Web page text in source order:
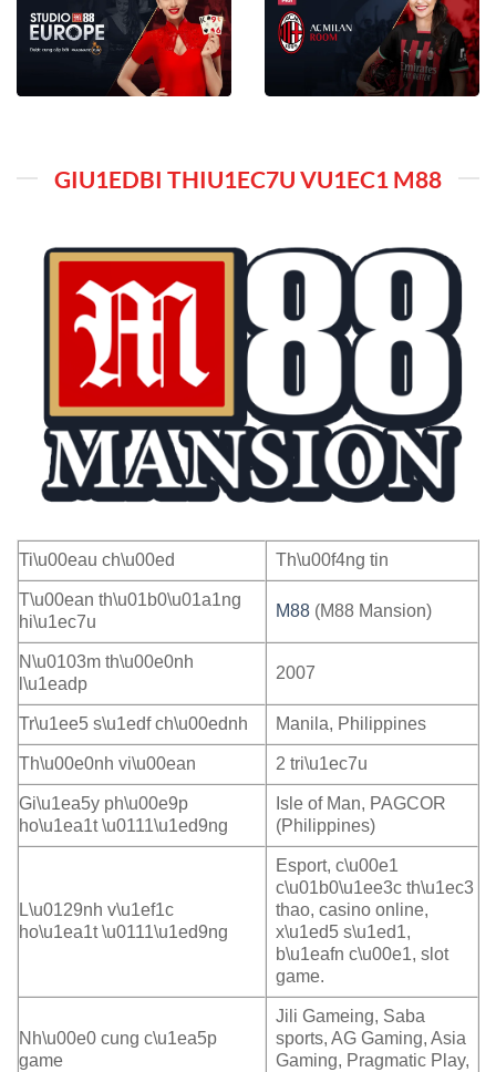
GIU1EDBI THIU1EC7U VU1EC1 M88
Ti\u00eau ch\u00ed Th\u00f4ng tin
T\u00ean th\u01b0\u01a1ng
hi\u1ec7u
M88(M88 Mansion)
N\u0103m th\u00e0nh
l\u1eadp
2007
Tr\u1ee5 s\u1edf ch\u00ednh Manila, Philippines
Th\u00e0nh vi\u00ean 2 tri\u1ec7u
Gi\u1ea5y ph\u00e9p
ho\u1ea1t \u0111\u1ed9ng
Isle of Man, PAGCOR
(Philippines)
L\u0129nh v\u1ef1c
ho\u1ea1t \u0111\u1ed9ng
Esport, c\u00e1
c\u01b0\u1ee3c th\u1ec3
thao, casino online,
x\u1ed5 s\u1ed1,
b\u1eafn c\u00e1, slot
game.
Nh\u00e0 cung c\u1ea5p
game
Jili Gameing, Saba
sports, AG Gaming, Asia
Gaming, Pragmatic Play,